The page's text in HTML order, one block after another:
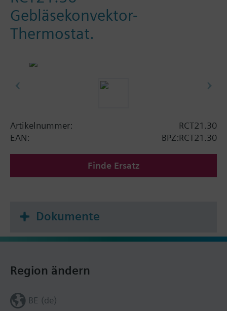
Gebläsekonvektor-
Thermostat.
Artikelnummer:
RCT21.30
EAN:
BPZ:RCT21.30
Finde Ersatz
Dokumente
Region ändern
BE (de)